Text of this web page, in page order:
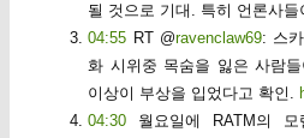
될 것으로 기대. 특히 언론사
04:55 RT @ravenclaw69: 스
화 시위중 목숨을 잃은 사람
이상이 부상을 입었다고 확인.
04:30
월요일에 RATM의